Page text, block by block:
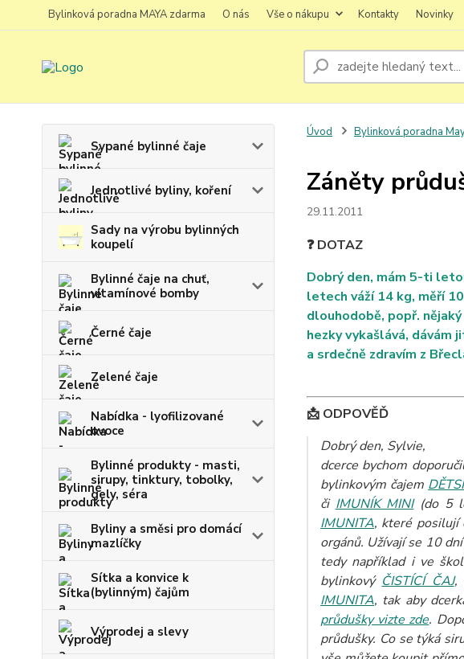
Bylinková poradna MAYA zdarma O nás Vše o nákupu Kontakty Novinky
Sypané bylinné čaje
Jednotlivé byliny, koření
Sady na výrobu bylinných
koupelí
Bylinné čaje na chuť,
vitamínové bomby
Černé čaje
Zelené čaje
Nabídka - lyofilizované
ovoce
Bylinné produkty - masti,
sirupy, tinktury, tobolky,
gely, séra
Byliny a směsi pro domácí
mazlíčky
Sítka a konvice k
(bylinným) čajům
Výprodej a slevy
Úvod Bylinková poradna
Záněty
29.11.2011
❓ DOTAZ
Dobrý den, mám 5-ti
letech váží 14 kg, měří
dlouhodobě, popř.
hezky vykašlává, dávám
a srdečně zdravím z
📩 ODPOVĚĎ
Dobrý den, Sylvie,
dcerce bychom
bylinkovým čajem
či IMUNÍK MINI(do 5
IMUNITA, které posilují
orgánů. Užívají se 10
tedy například i ve
bylinkový ČISTÍCÍ ČAJ,
IMUNITA, tak aby
průdušky vizte zde.
průdušky. Co se týká